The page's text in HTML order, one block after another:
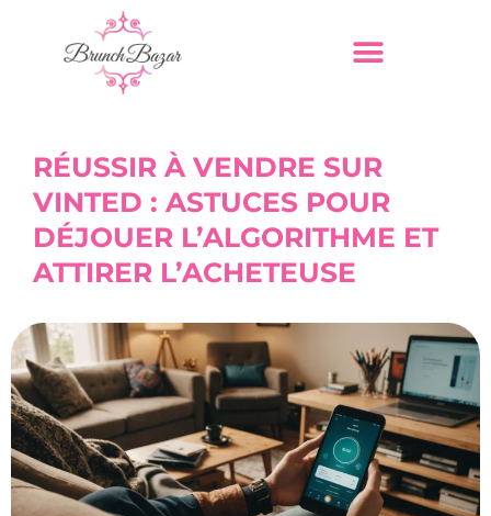
RÉUSSIR À VENDRE SUR
VINTED : ASTUCES POUR
DÉJOUER L’ALGORITHME ET
ATTIRER L’ACHETEUSE